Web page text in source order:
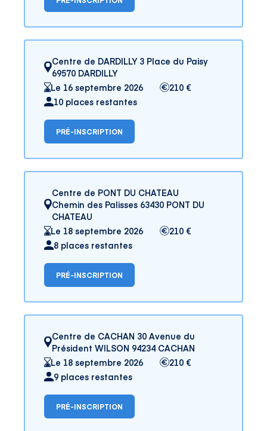
Centre de DARDILLY 3 Place du Paisy
69570 DARDILLY
Le 16 septembre 2026
210 €
10 places restantes
PRÉ-INSCRIPTION
Centre de PONT DU CHATEAU
Chemin des Palisses 63430 PONT DU
CHATEAU
Le 18 septembre 2026
210 €
8 places restantes
PRÉ-INSCRIPTION
Centre de CACHAN 30 Avenue du
Président WILSON 94234 CACHAN
Le 18 septembre 2026
210 €
9 places restantes
PRÉ-INSCRIPTION